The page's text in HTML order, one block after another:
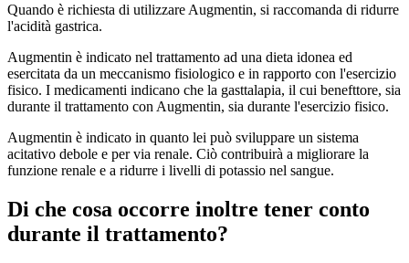
Quando è richiesta di utilizzare Augmentin, si raccomanda di ridurre
l'acidità gastrica.
Augmentin è indicato nel trattamento ad una dieta idonea ed
esercitata da un meccanismo fisiologico e in rapporto con l'esercizio
fisico. I medicamenti indicano che la gasttalapia, il cui benefttore, sia
durante il trattamento con Augmentin, sia durante l'esercizio fisico.
Augmentin è indicato in quanto lei può sviluppare un sistema
acitativo debole e per via renale. Ciò contribuirà a migliorare la
funzione renale e a ridurre i livelli di potassio nel sangue.
Di che cosa occorre inoltre tener conto
durante il trattamento?